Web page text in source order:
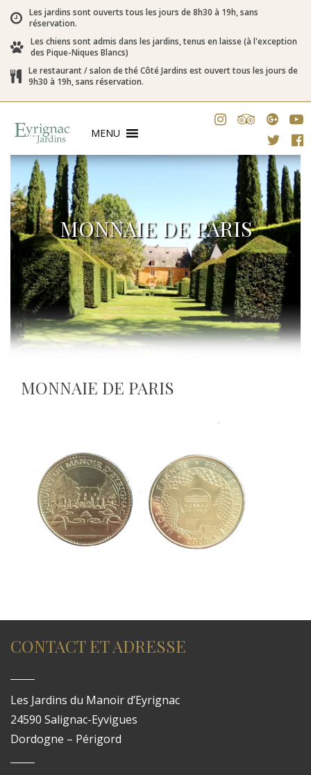
Les jardins sont ouverts tous les jours de 8h30 à 19h, sans
réservation.
Les chiens sont admis dans les jardins, tenus en laisse (à l'exception
des Pique-Niques Blancs)
Le restaurant / salon de thé Côté Jardins est ouvert tous les jours de
9h30 à 19h, sans réservation.
MENU
MONNAIE DE PARIS
MONNAIE DE PARIS
CONTACT ET ADRESSE
Les Jardins du Manoir d’Eyrignac
24590 Salignac-Eyvigues
Dordogne – Périgord